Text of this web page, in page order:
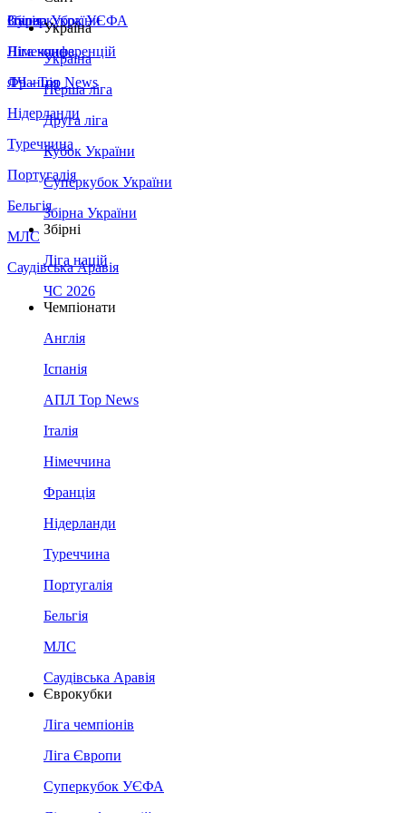
Збірна України
Італія
Німеччина
Франція
Нідерланди
Туреччина
Португалія
Бельгія
МЛС
Саудівська Аравія
Суперкубок УЄФА
Ліга конференцій
ЛЧ - Top News
Україна
Україна
Перша ліга
Друга ліга
Кубок України
Суперкубок України
Збірна України
Збірні
Ліга націй
ЧС 2026
Чемпіонати
Англія
Іспанія
АПЛ Top News
Італія
Німеччина
Франція
Нідерланди
Туреччина
Португалія
Бельгія
МЛС
Саудівська Аравія
Єврокубки
Ліга чемпіонів
Ліга Європи
Суперкубок УЄФА